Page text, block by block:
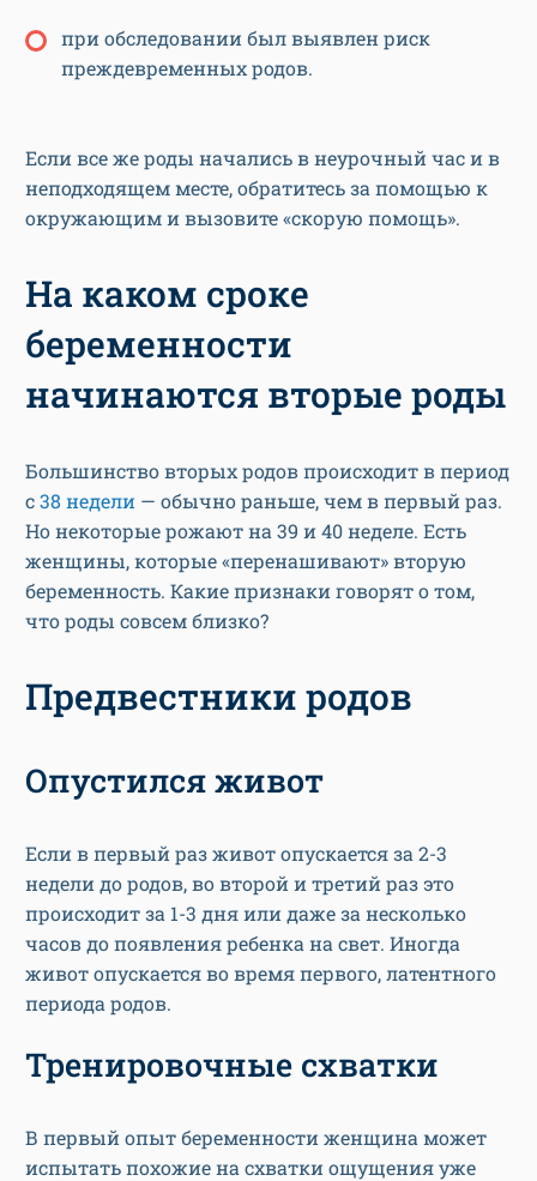
окружающим и вызовите «скорую помощь».
На каком сроке
беременности
начинаются вторые роды
Большинство вторых родов происходит в период
Но некоторые рожают на 39 и 40 неделе. Есть
женщины, которые «перенашивают» вторую
беременность. Какие признаки говорят о том,
что роды совсем близко?
Предвестники родов
Опустился живот
Если в первый раз живот опускается за 2-3
происходит за 1-3 дня или даже за несколько
часов до появления ребенка на свет. Иногда
живот опускается во время первого, латентного
периода родов.
Тренировочные схватки
В первый опыт беременности женщина может
начиная с 20-25 недели. Перед повторными
родами «тренировочные» схватки случаются